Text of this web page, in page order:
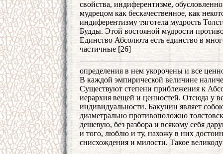
свойства, индиферентизме,
мудрецом как бескачественное, как
индиферентизму тяготела мудрость
Будды. Этой востояной мудрости
Единство Абсолюта есть единство в
частичные [26]
определения в нем укорочены и все
В каждой эмпирической величине
Существуют степени приблежения к
иерархия вещей и ценностей. Отсюда у
индивидуальности. Бакунин являет
диаметрально противоположно
дешевую, без разбора и всякому себя
и того, люблю и ту, нахожу в них
снисхождения и милости. Такое